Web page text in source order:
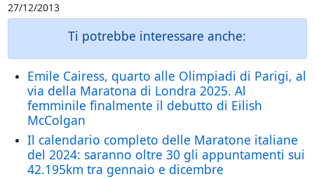
27/12/2013
Ti potrebbe interessare anche:
Emile Cairess, quarto alle Olimpiadi di Parigi, al
via della Maratona di Londra 2025. Al
femminile finalmente il debutto di Eilish
McColgan
Il calendario completo delle Maratone italiane
del 2024: saranno oltre 30 gli appuntamenti sui
42.195km tra gennaio e dicembre